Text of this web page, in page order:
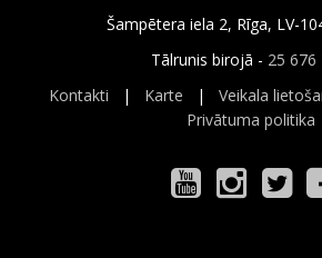
Šampētera iela 2, Rīga, LV-
Tālrunis birojā - 25 676
Kontakti | Karte | Veikala
Privātuma politika